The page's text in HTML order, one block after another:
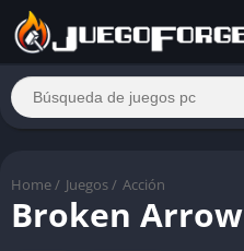
Home / Juegos / Acción
Broken Arrow